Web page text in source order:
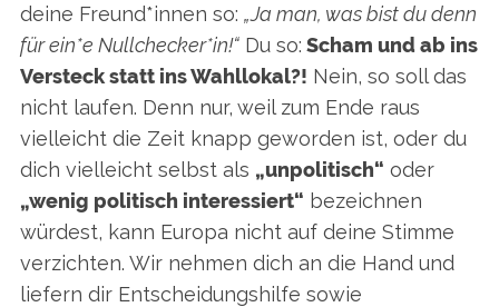
deine Freund*innen so: „Ja man, was bist du denn
für ein*e Nullchecker*in!“Du so: Scham und ab ins
Versteck statt ins Wahllokal?! Nein, so soll das
nicht laufen. Denn nur, weil zum Ende raus
vielleicht die Zeit knapp geworden ist, oder du
dich vielleicht selbst als „unpolitisch“ oder
„wenig politisch interessiert“ bezeichnen
würdest, kann Europa nicht auf deine Stimme
verzichten. Wir nehmen dich an die Hand und
liefern dir Entscheidungshilfe sowie